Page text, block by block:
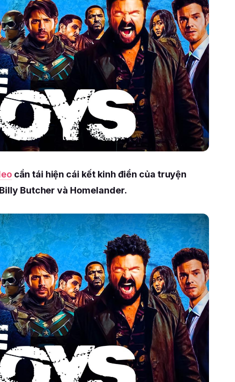
cần tái hiện cái kết kinh điển của truyện
Butcher và Homelander.